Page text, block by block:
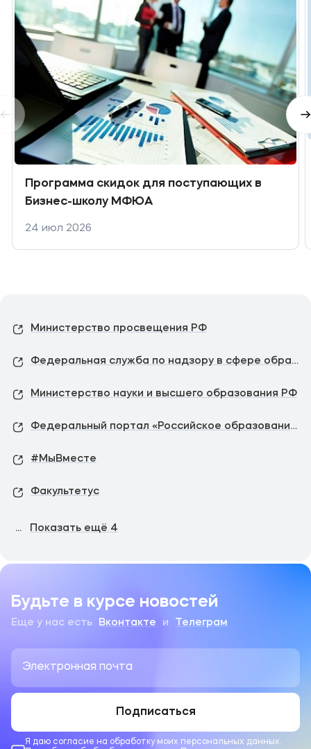
Программа скидок для поступающих в
Бизнес-школу МФЮА
24 июл 2026
Министерство просвещения РФ
Федеральная служба по надзору в сфере образования и науки
Министерство науки и высшего образования РФ
Федеральный портал «Российское образование»
#МыВместе
Факультетус
... Показать ещё 4
Будьте в курсе новостей
Еще у нас есть Вконтакте и Телеграм
Подписаться
Я даю согласие на обработку моих персональных данных.